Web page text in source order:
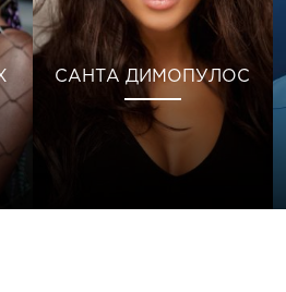
САНТА ДИМОПУЛОС